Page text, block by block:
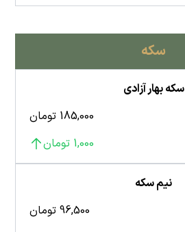
سکه
سکه بهار آزادی
185,000 تومان
1,000 تومان
نیم سکه
96,500 تومان